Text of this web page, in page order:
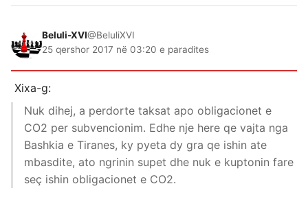
Beluli-XVI@BeluliXVI
25 qershor 2017 në 03:20 e paradites
Xixa-g:
Nuk dihej, a perdorte taksat apo obligacionet e
CO2 per subvencionim. Edhe nje here qe vajta nga
Bashkia e Tiranes, ky pyeta dy gra qe ishin ate
mbasdite, ato ngrinin supet dhe nuk e kuptonin fare
seç ishin obligacionet e CO2.